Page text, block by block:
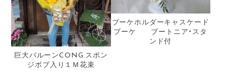
巨大バルーンCONG.スポン
ジボブ入り１Ｍ花束
ブーケホルダーキャスケード
ブーケ ブートニア・スタ
ンド付